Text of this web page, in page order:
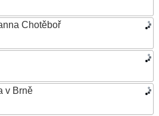
Chotěboř
v Brně